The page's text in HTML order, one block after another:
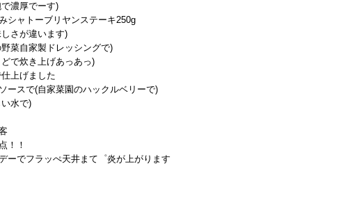
濃厚でーす)
シャトーブリヤンステーキ250g
さが違います)
菜自家製ドレッシングで)
で炊き上げあっあっ)
上げました
ースで(自家菜園のハックルベリーで)
水で)
！！
ーでフラッぺ天井まて゜炎が上がります